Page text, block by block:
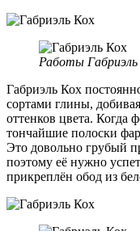
Работы Габриэль
Габриэль Кох
сортами глины,
оттенков цвета. Когда
тончайшие полоски
Это довольно грубый
поэтому её нужно
прикреплён обод из